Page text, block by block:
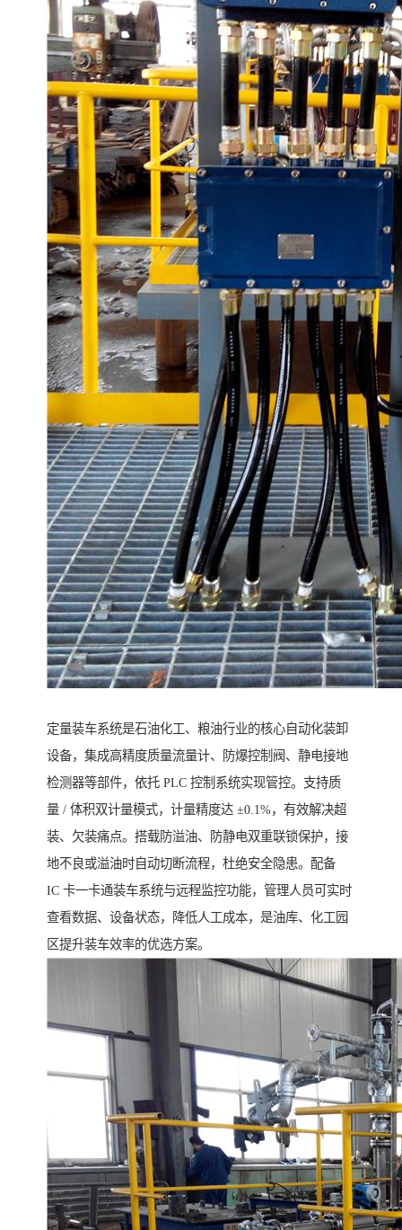
定量装车系统是石油化工、粮油行业的核心自动化装卸
设备，集成高精度质量流量计、防爆控制阀、静电接地
检测器等部件，依托 PLC 控制系统实现管控。支持质
量 / 体积双计量模式，计量精度达 ±0.1%，有效解决超
装、欠装痛点。搭载防溢油、防静电双重联锁保护，接
地不良或溢油时自动切断流程，杜绝安全隐患。配备
IC 卡一卡通装车系统与远程监控功能，管理人员可实时
查看数据、设备状态，降低人工成本，是油库、化工园
区提升装车效率的优选方案。